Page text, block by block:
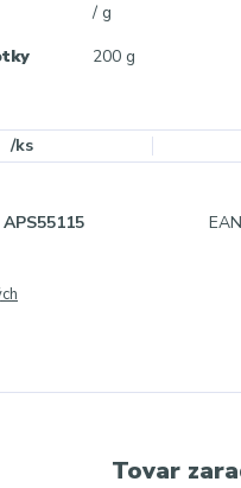
/ g
200 g
/ks
APS55115
Tovar